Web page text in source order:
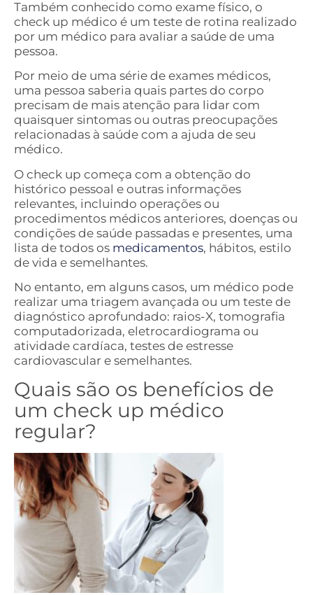
Também conhecido como exame físico, o
check up médico é um teste de rotina realizado
por um médico para avaliar a saúde de uma
pessoa.
Por meio de uma série de exames médicos,
uma pessoa saberia quais partes do corpo
precisam de mais atenção para lidar com
quaisquer sintomas ou outras preocupações
relacionadas à saúde com a ajuda de seu
médico.
O check up começa com a obtenção do
histórico pessoal e outras informações
relevantes, incluindo operações ou
procedimentos médicos anteriores, doenças ou
condições de saúde passadas e presentes, uma
lista de todos os medicamentos, hábitos, estilo
de vida e semelhantes.
No entanto, em alguns casos, um médico pode
realizar uma triagem avançada ou um teste de
diagnóstico aprofundado: raios-X, tomografia
computadorizada, eletrocardiograma ou
atividade cardíaca, testes de estresse
cardiovascular e semelhantes.
Quais são os benefícios de
um check up médico
regular?